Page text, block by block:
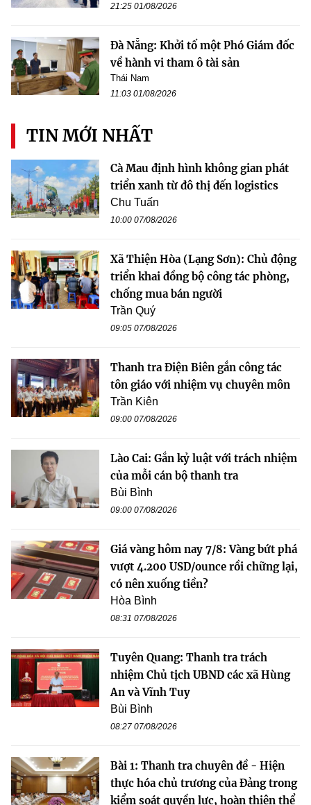
21:25 01/08/2026
Đà Nẵng: Khởi tố một Phó Giám đốc
về hành vi tham ô tài sản
Thái Nam
11:03 01/08/2026
TIN MỚI NHẤT
Cà Mau định hình không gian phát
triển xanh từ đô thị đến logistics
Chu Tuấn
10:00 07/08/2026
Xã Thiện Hòa (Lạng Sơn): Chủ động
triển khai đồng bộ công tác phòng,
chống mua bán người
Trần Quý
09:05 07/08/2026
Thanh tra Điện Biên gắn công tác
tôn giáo với nhiệm vụ chuyên môn
Trần Kiên
09:00 07/08/2026
Lào Cai: Gắn kỷ luật với trách nhiệm
của mỗi cán bộ thanh tra
Bùi Bình
09:00 07/08/2026
Giá vàng hôm nay 7/8: Vàng bứt phá
vượt 4.200 USD/ounce rồi chững lại,
có nên xuống tiền?
Hòa Bình
08:31 07/08/2026
Tuyên Quang: Thanh tra trách
nhiệm Chủ tịch UBND các xã Hùng
An và Vĩnh Tuy
Bùi Bình
08:27 07/08/2026
Bài 1: Thanh tra chuyên đề - Hiện
thực hóa chủ trương của Đảng trong
kiểm soát quyền lực, hoàn thiện thể